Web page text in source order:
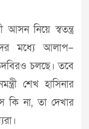
আসন নিয়ে স্বতন্ত্র
মধ্যে আলাপ–
চলছে। তবে
শেখ হাসিনার
কি না, তা দেখার